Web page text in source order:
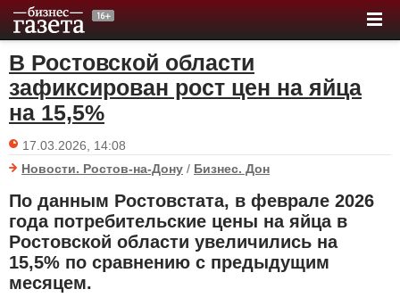
В Ростовской области
зафиксирован рост цен на яйца
на 15,5%
17.03.2026, 14:08
Новости. Ростов-на-Дону / Бизнес. Дон
По данным Ростовстата, в феврале 2026
года потребительские цены на яйца в
Ростовской области увеличились на
15,5% по сравнению с предыдущим
месяцем.